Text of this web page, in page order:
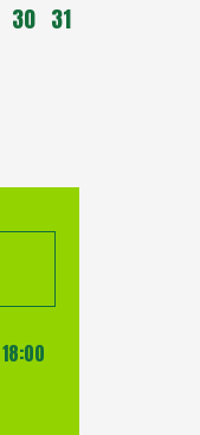
30 31
18:00